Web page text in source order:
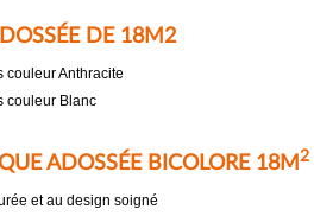
DE 18M2
couleur Anthracite
couleur Blanc
ADOSSÉE BICOLORE 18M 2
et au design soigné